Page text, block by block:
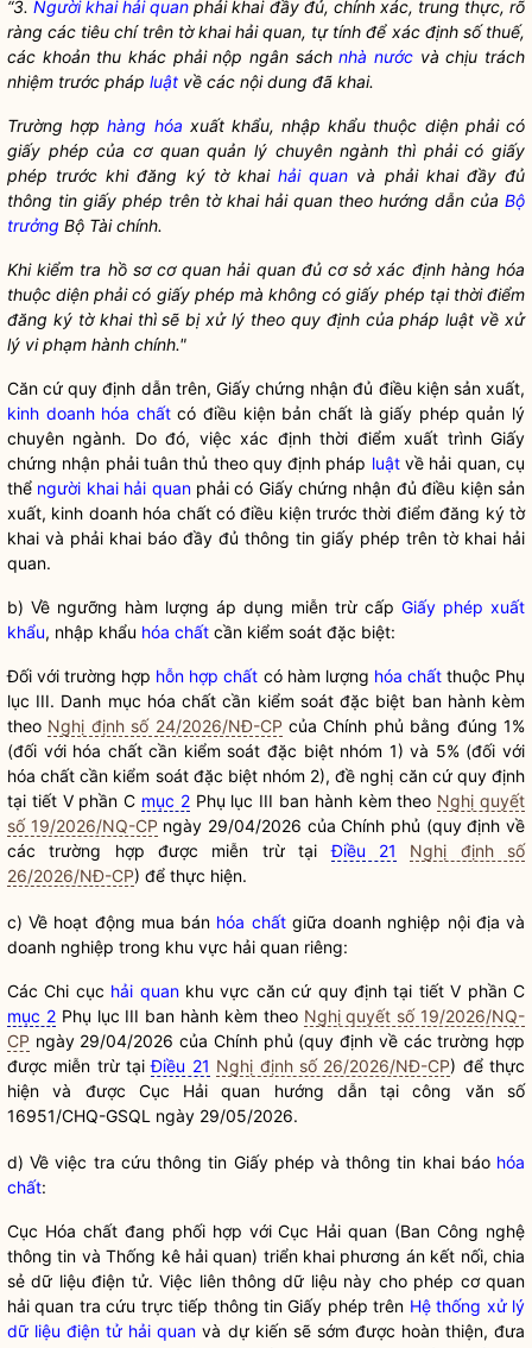
“3.Người khai hải quan phải khai đầy đủ, chính xác, trung thực, rõ
ràng các tiêu chí trên tờ khai hải quan, tự tính để xác định số thuế,
các khoản thu khác phải nộp ngân sáchnhà nước và chịu trách
nhiệm trước pháp luật về các nội dung đã khai.
Trường hợphàng hóa xuất khẩu, nhập khẩu thuộc diện phải có
giấy phép của cơ quan quản lý chuyên ngành thì phải có giấy
phép trước khi đăng ký tờ khaihải quan và phải khai đầy đủ
thông tin giấy phép trên tờ khai hải quan theo hướng dẫn của Bộ
trưởng Bộ Tài chính.
Khi kiểm tra hồ sơ cơ quanhải quanđủ cơ sở xác định hàng hóa
thuộc diện phải có giấy phép mà không có giấy phép tại thời điểm
đăng ký tờ khai thì sẽ bị xử lý theo quy định của phápluật về xử
lý vi phạm hành chính."
Căn cứ quy định dẫn trên, Giấy chứng nhận đủ điều kiện sản xuất,
kinh doanh hóa chấtcó điều kiện bản chất là giấy phép quản lý
chuyên ngành. Do đó, việc xác định thời điểm xuất trình Giấy
chứng nhận phải tuân thủ theo quy định pháp luậtvề hải quan, cụ
thể người khai hải quanphải có Giấy chứng nhận đủ điều kiện sản
xuất, kinh doanh hóa chấtcó điều kiện trước thời điểm đăng ký tờ
khai và phải khai báo đầy đủ thông tin giấy phép trên tờ khai hải
quan.
b) Về ngưỡng hàm lượng áp dụng miễn trừ cấp Giấy phép xuất
khẩu, nhập khẩu hóa chất cần kiểm soát đặc biệt:
Đối với trường hợp hỗn hợp chất có hàm lượng hóa chấtthuộc Phụ
lục III. Danh mục hóa chất cần kiểm soát đặc biệt ban hành kèm
theo Nghị định số 24/2026/NĐ-CP của Chính phủ bằng đúng 1%
(đối với hóa chấtcần kiểm soát đặc biệt nhóm 1) và 5% (đối với
hóa chất cần kiểm soát đặc biệt nhóm 2), đề nghị căn cứ quy định
tại tiết V phần C mục 2Phụ lục III ban hành kèm theo Nghị quyết
số 19/2026/NQ-CP ngày 29/04/2026 của Chính phủ (quy định về
các trường hợp được miễn trừ tạiĐiều 21
Nghị định số
26/2026/NĐ-CP) để thực hiện.
c) Về hoạt động mua bán hóa chấtgiữa doanh nghiệp nội địa và
doanh nghiệp trong khu vực hải quan riêng:
Các Chi cục hải quankhu vực căn cứ quy định tại tiết V phần C
mục 2Phụ lục III ban hành kèm theo Nghị quyết số 19/2026/NQ-
CP ngày 29/04/2026 của Chính phủ (quy định về các trường hợp
được miễn trừ tạiĐiều 21 Nghị định số 26/2026/NĐ-CP) để thực
hiện và được Cục Hải quan hướng dẫn tại công văn số
16951/CHQ-GSQL ngày 29/05/2026.
d) Về việc tra cứu thông tin Giấy phép và thông tin khai báo hóa
chất:
Cục Hóa chấtđang phối hợp với Cục Hải quan (Ban Công nghệ
thông tin và Thống kê hải quan) triển khai phương án kết nối, chia
sẻ dữ liệu điện tử. Việc liên thông dữ liệu này cho phép cơ quan
hải quan tra cứu trực tiếp thông tin Giấy phép trên Hệ thống xử lý
dữ liệu điện tử hải quan và dự kiến sẽ sớm được hoàn thiện, đưa